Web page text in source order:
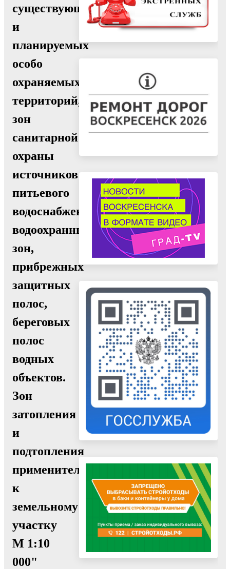
существующих
и
планируемых
особо
охраняемых
территорий,
зон
санитарной
охраны
источников
питьевого
водоснабжения,
водоохранных
зон,
прибрежных
защитных
полос,
береговых
полос
водных
объектов.
Зон
затопления
и
подтопления
применительно
к
земельному
участку
М 1:10
000"